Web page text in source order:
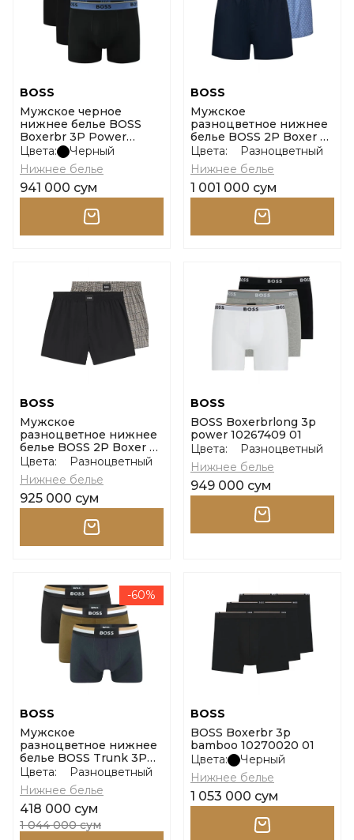
BOSS
Мужское черное
нижнее белье BOSS
Boxerbr 3P Power
размер m
Цвета:
Черный
Нижнее белье
941 000 сум
BOSS
Мужское
разноцветное нижнее
белье BOSS 2P Boxer S.
Cw Peach размер m
Цвета:
Разноцветный
Нижнее белье
1 001 000 сум
BOSS
Мужское
разноцветное нижнее
белье BOSS 2P Boxer S.
CW Peach размер s
Цвета:
Разноцветный
Нижнее белье
925 000 сум
BOSS
BOSS Boxerbrlong 3p
power 10267409 01
Цвета:
Разноцветный
Нижнее белье
949 000 сум
-60%
BOSS
Мужское
разноцветное нижнее
белье BOSS Trunk 3P
Motion размер m
Цвета:
Разноцветный
Нижнее белье
418 000 сум
1 044 000 сум
BOSS
BOSS Boxerbr 3p
bamboo 10270020 01
Цвета:
Черный
Нижнее белье
1 053 000 сум